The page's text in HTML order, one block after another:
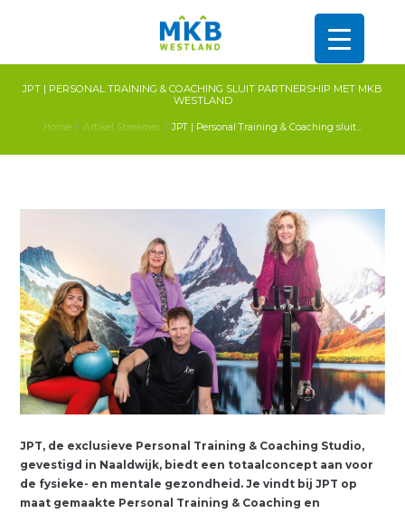
JPT | PERSONAL TRAINING & COACHING SLUIT PARTNERSHIP MET MKB
WESTLAND
Home Artikel Streamer JPT | Personal Training & Coaching sluit...
JPT, de exclusieve Personal Training & Coaching Studio,
gevestigd in Naaldwijk, biedt een totaalconcept aan voor
de fysieke- en mentale gezondheid. Je vindt bij JPT op
maat gemaakte Personal Training & Coaching en